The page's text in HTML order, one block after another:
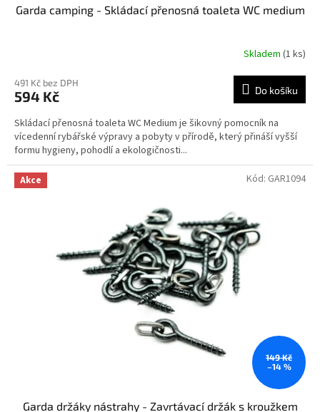
Garda camping - Skládací přenosná toaleta WC medium
Skladem (1 ks)
491 Kč bez DPH
594 Kč Do košíku
Skládací přenosná toaleta WC Medium je šikovný pomocník na
vícedenní rybářské výpravy a pobyty v přírodě, který přináší vyšší
formu hygieny, pohodlí a ekologičnosti...
Akce
149 Kč
–14 %
Garda držáky nástrahy - Zavrtávací držák s kroužkem
Kód: GAR1094